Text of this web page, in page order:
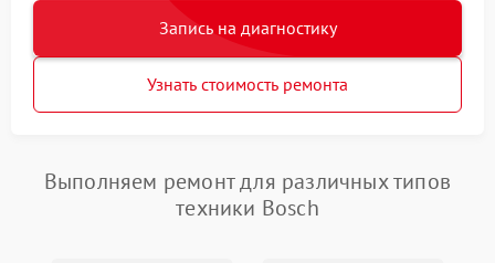
Запись на диагностику
Узнать стоимость ремонта
Выполняем ремонт для различных типов
техники Bosch